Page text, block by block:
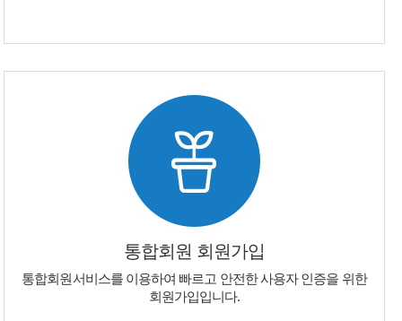
통합회원 회원가입
통합회원서비스를 이용하여 빠르고 안전한 사용자 인증을 위한
회원가입입니다.